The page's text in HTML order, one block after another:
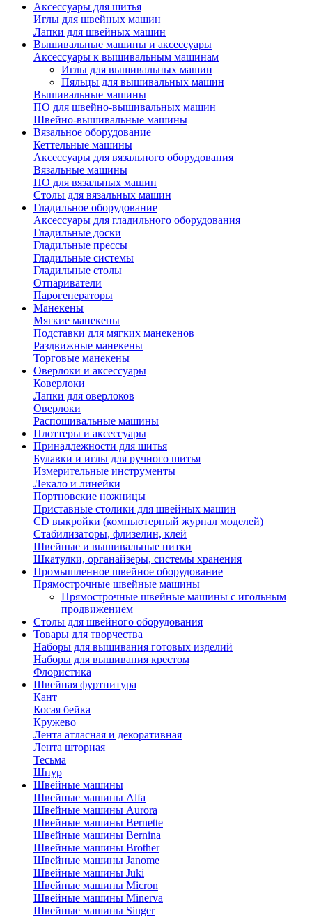
Аксессуары для шитья
Иглы для швейных машин
Лапки для швейных машин
Вышивальные машины и аксессуары
Аксессуары к вышивальным машинам
Иглы для вышивальных машин
Пяльцы для вышивальных машин
Вышивальные машины
ПО для швейно-вышивальных машин
Швейно-вышивальные машины
Вязальное оборудование
Кеттельные машины
Аксессуары для вязального оборудования
Вязальные машины
ПО для вязальных машин
Столы для вязальных машин
Гладильное оборудование
Аксессуары для гладильного оборудования
Гладильные доски
Гладильные прессы
Гладильные системы
Гладильные столы
Отпариватели
Парогенераторы
Манекены
Мягкие манекены
Подставки для мягких манекенов
Раздвижные манекены
Торговые манекены
Оверлоки и аксессуары
Коверлоки
Лапки для оверлоков
Оверлоки
Распошивальные машины
Плоттеры и аксессуары
Принадлежности для шитья
Булавки и иглы для ручного шитья
Измерительные инструменты
Лекало и линейки
Портновские ножницы
Приставные столики для швейных машин
СD выкройки (компьютерный журнал моделей)
Стабилизаторы, флизелин, клей
Швейные и вышивальные нитки
Шкатулки, органайзеры, системы хранения
Промышленное швейное оборудование
Прямострочные швейные машины
Прямострочные швейные машины с игольным
продвижением
Столы для швейного оборудования
Товары для творчества
Наборы для вышивания готовых изделий
Наборы для вышивания крестом
Флористика
Швейная фуртнитура
Кант
Косая бейка
Кружево
Лента aтласная и декоративная
Лента шторная
Тесьма
Шнур
Швейные машины
Швейные машины Alfa
Швейные машины Aurora
Швейные машины Bernette
Швейные машины Bernina
Швейные машины Brother
Швейные машины Janome
Швейные машины Juki
Швейные машины Micron
Швейные машины Minerva
Швейные машины Singer